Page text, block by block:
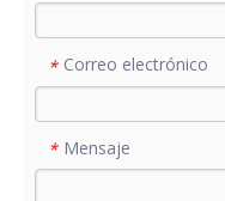
* Correo electrónico
* Mensaje